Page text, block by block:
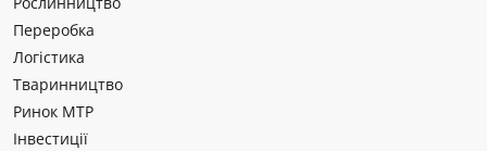
Переробка
Логістика
Тваринництво
Ринок МТР
Інвестиції